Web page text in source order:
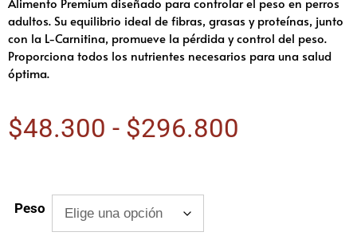
adultos. Su equilibrio ideal de fibras, grasas y proteínas, junto
con la L-Carnitina, promueve la pérdida y control del peso.
Proporciona todos los nutrientes necesarios para una salud
óptima.
$48.300 - $296.800
Peso